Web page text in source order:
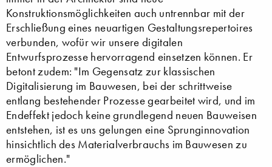
Konstruktionsmöglichkeiten auch untrennbar mit der
Erschließung eines neuartigen Gestaltungsrepertoires
verbunden, wofür wir unsere digitalen
Entwurfsprozesse hervorragend einsetzen können. Er
betont zudem: "Im Gegensatz zur klassischen
Digitalisierung im Bauwesen, bei der schrittweise
entlang bestehender Prozesse gearbeitet wird, und im
Endeffekt jedoch keine grundlegend neuen Bauweisen
entstehen, ist es uns gelungen eine Sprunginnovation
hinsichtlich des Materialverbrauchs im Bauwesen zu
ermöglichen."